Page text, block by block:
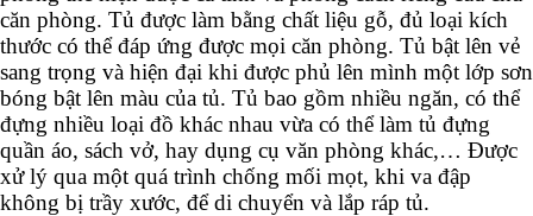
căn phòng. Tủ được làm bằng chất liệu gỗ, đủ loại kích
thước có thể đáp ứng được mọi căn phòng. Tủ bật lên vẻ
sang trọng và hiện đại khi được phủ lên mình một lớp sơn
bóng bật lên màu của tủ. Tủ bao gồm nhiều ngăn, có thể
đựng nhiều loại đồ khác nhau vừa có thể làm tủ đựng
quần áo, sách vở, hay dụng cụ văn phòng khác,… Được
xử lý qua một quá trình chống mối mọt, khi va đập
không bị trầy xước, để di chuyển và lắp ráp tủ.